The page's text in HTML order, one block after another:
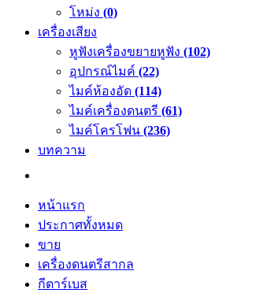
โหม่ง (0)
เครื่องเสียง
หูฟังเครื่องขยายหูฟัง (102)
อุปกรณ์ไมค์ (22)
ไมค์ห้องอัด (114)
ไมค์เครื่องดนตรี (61)
ไมค์โครโฟน (236)
บทความ
หน้าแรก
ประกาศทั้งหมด
ขาย
เครื่องดนตรีสากล
กีตาร์เบส